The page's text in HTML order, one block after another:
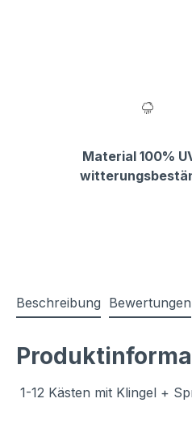
Material 100%
Beschreibung Bewertungen
1-12 Kästen mit Klingel +